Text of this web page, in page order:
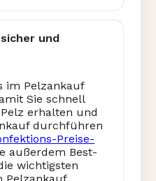
und
im Pelzankauf
Sie schnell
erhalten und
durchführen
Preise-
außerdem Best-
wichtigsten
Pelzankauf